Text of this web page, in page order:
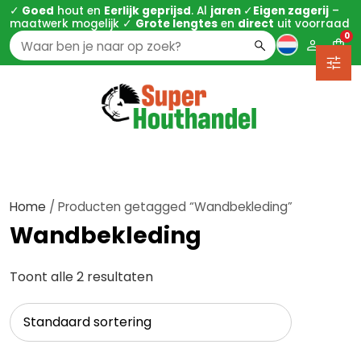
✓ Goed hout en Eerlijk geprijsd. Al jaren ✓Eigen zagerij –
maatwerk mogelijk ✓ Grote lengtes en direct uit voorraad
Zoeken
naar:
0
Home / Producten getagged “Wandbekleding”
Wandbekleding
Toont alle 2 resultaten